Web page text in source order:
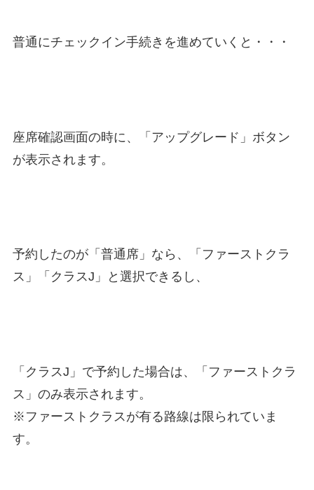
普通にチェックイン手続きを進めていくと・・・
座席確認画面の時に、「アップグレード」ボタン
が表示されます。
予約したのが「普通席」なら、「ファーストクラ
ス」「クラスJ」と選択できるし、
「クラスJ」で予約した場合は、「ファーストクラ
ス」のみ表示されます。
※ファーストクラスが有る路線は限られていま
す。